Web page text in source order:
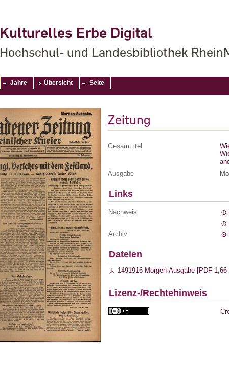
Kulturelles Erbe Digital
Hochschul- und Landesbibliothek
Jahre Übersicht Seite
Zeitung
Gesamttitel
Ausgabe
Links
Nachweis
Archiv
Dateien
1491916 Morgen-Ausgabe [PDF 1,66
Lizenz-/Rechtehinweis